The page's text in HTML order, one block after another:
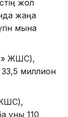
жол
жаңа
мына
ЖШС),
миллион
ЖШС),
құны 110